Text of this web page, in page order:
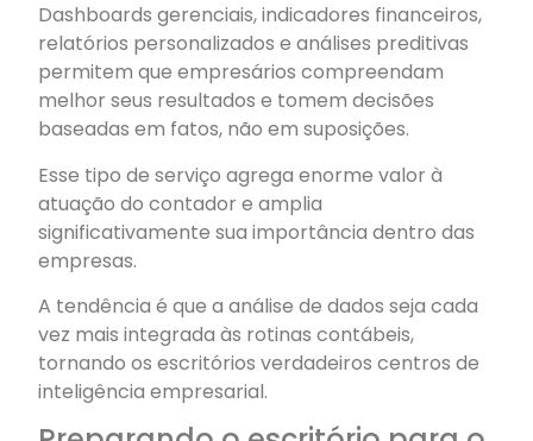
Dashboards gerenciais, indicadores financeiros,
relatórios personalizados e análises preditivas
permitem que empresários compreendam
melhor seus resultados e tomem decisões
baseadas em fatos, não em suposições.
Esse tipo de serviço agrega enorme valor à
atuação do contador e amplia
significativamente sua importância dentro das
empresas.
A tendência é que a análise de dados seja cada
vez mais integrada às rotinas contábeis,
tornando os escritórios verdadeiros centros de
inteligência empresarial.